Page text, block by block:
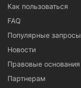
Как пользоваться
FAQ
Популярные запросы
Новости
Правовые основания
Партнерам